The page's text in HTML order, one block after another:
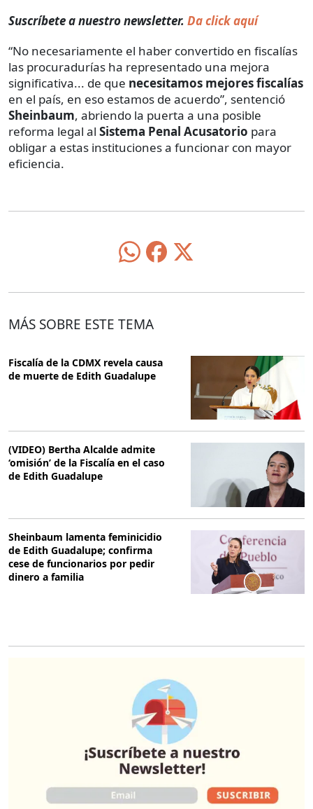
Suscríbete a nuestro newsletter. Da click aquí
“No necesariamente el haber convertido en fiscalías
las procuradurías ha representado una mejora
significativa... de que necesitamos mejores fiscalías
en el país, en eso estamos de acuerdo”, sentenció
Sheinbaum, abriendo la puerta a una posible
reforma legal al Sistema Penal Acusatorio para
obligar a estas instituciones a funcionar con mayor
eficiencia.
MÁS SOBRE ESTE TEMA
Fiscalía de la CDMX revela causa
de muerte de Edith Guadalupe
(VIDEO) Bertha Alcalde admite
‘omisión’ de la Fiscalía en el caso
de Edith Guadalupe
Sheinbaum lamenta feminicidio
de Edith Guadalupe; confirma
cese de funcionarios por pedir
dinero a familia